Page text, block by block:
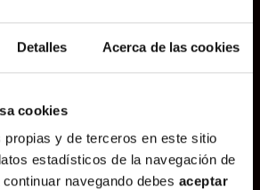
Detalles Acerca de las cookies
cookies
y de terceros en este sitio
estadísticos de la navegación de
navegando debes aceptar